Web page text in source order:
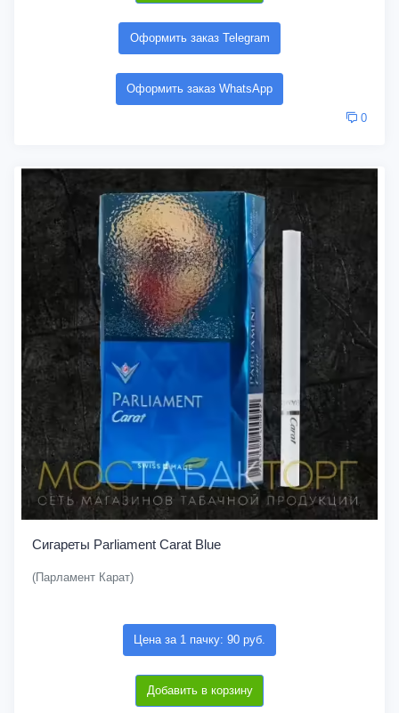
Оформить заказ Telegram
Оформить заказ WhatsApp
0
Сигареты Parliament Carat Blue
(Парламент Карат)
Цена за 1 пачку: 90 руб.
Добавить в корзину